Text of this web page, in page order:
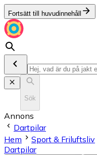
Fortsätt till huvudinnehåll
Sök
Annons
Dartpilar
Hem
Sport & Friluftsliv
Dartpilar